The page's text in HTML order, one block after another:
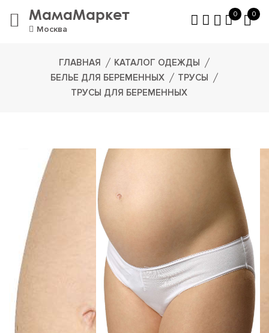
МамаМаркет
Москва
0 0
ГЛАВНАЯ
КАТАЛОГ ОДЕЖДЫ
БЕЛЬЕ ДЛЯ БЕРЕМЕННЫХ
ТРУСЫ
ТРУСЫ ДЛЯ БЕРЕМЕННЫХ